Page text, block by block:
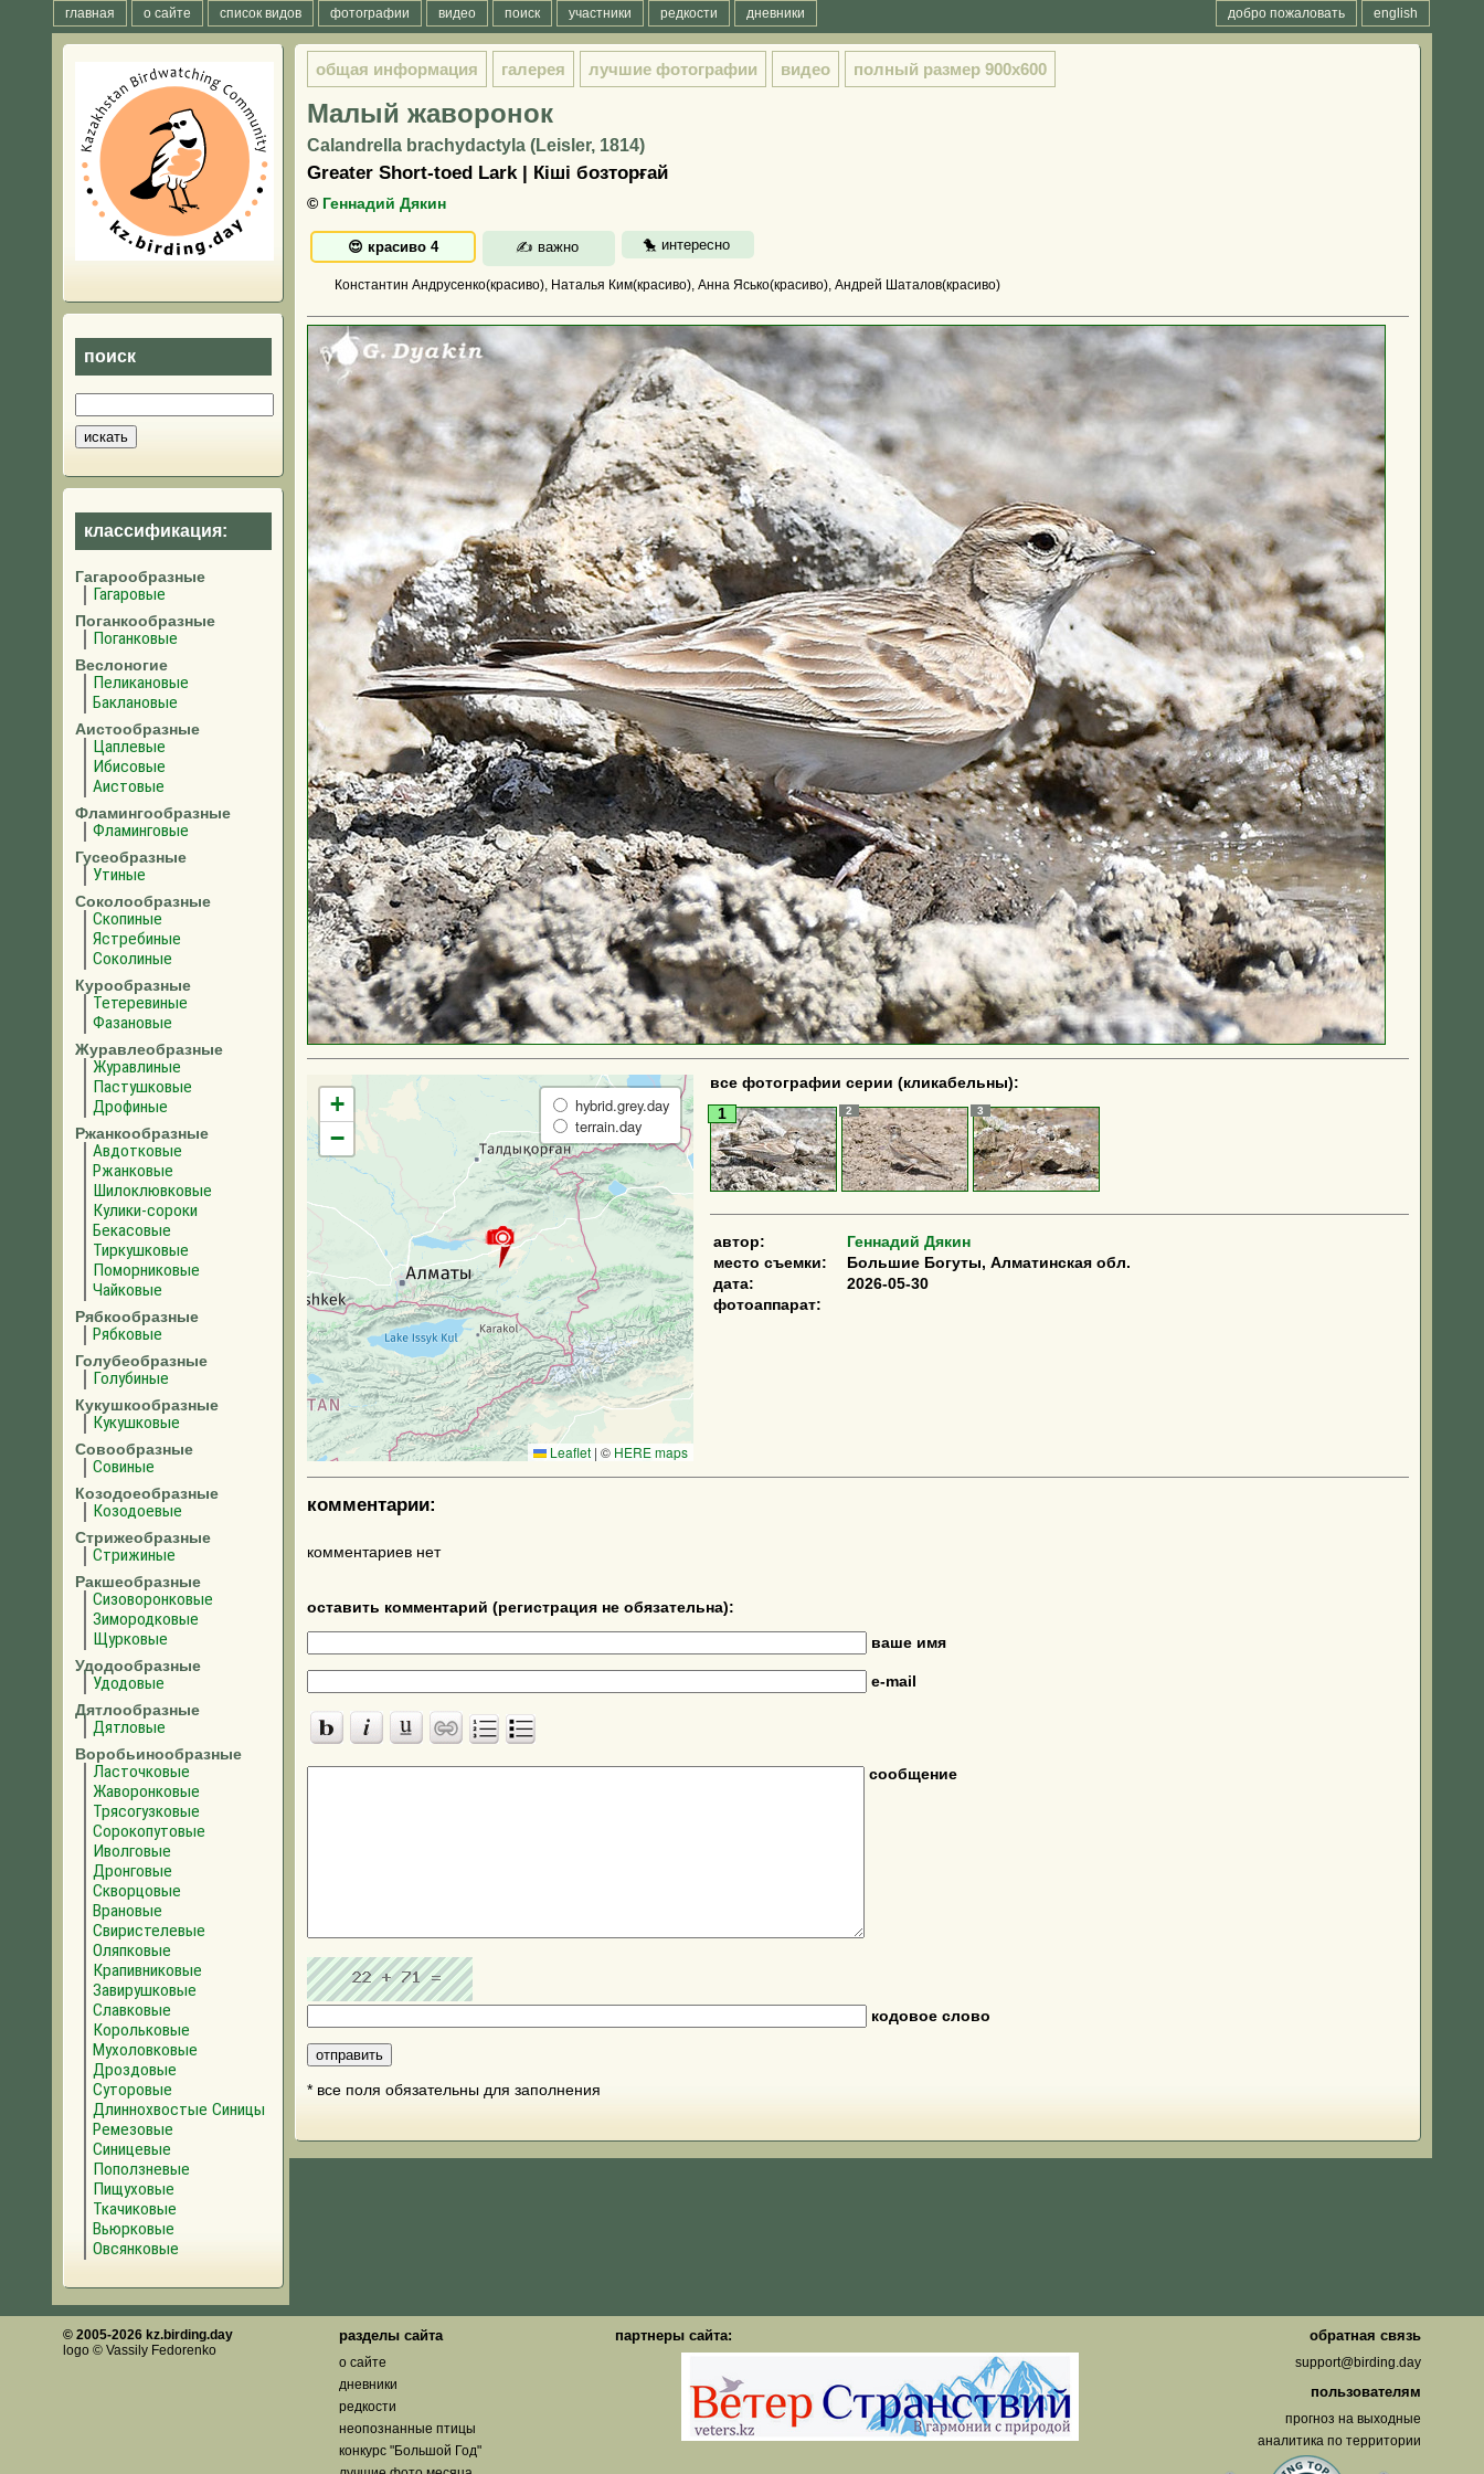
главная о сайте список видов фотографии видео поиск участники редкости дневники english
добро пожаловать
поиск
классификация:
Гагарообразные
Гагаровые
Поганкообразные
Поганковые
Веслоногие
Пеликановые
Баклановые
Аистообразные
Цаплевые
Ибисовые
Аистовые
Фламингообразные
Фламинговые
Гусеобразные
Утиные
Соколообразные
Скопиные
Ястребиные
Соколиные
Курообразные
Тетеревиные
Фазановые
Журавлеобразные
Журавлиные
Пастушковые
Дрофиные
Ржанкообразные
Авдотковые
Ржанковые
Шилоклювковые
Кулики-сороки
Бекасовые
Тиркушковые
Поморниковые
Чайковые
Рябкообразные
Рябковые
Голубеобразные
Голубиные
Кукушкообразные
Кукушковые
Совообразные
Совиные
Козодоеобразные
Козодоевые
Стрижеобразные
Стрижиные
Ракшеобразные
Сизоворонковые
Зимородковые
Щурковые
Удодообразные
Удодовые
Дятлообразные
Дятловые
Воробьинообразные
Ласточковые
Жаворонковые
Трясогузковые
Сорокопутовые
Иволговые
Дронговые
Скворцовые
Врановые
Свиристелевые
Оляпковые
Крапивниковые
Завирушковые
Славковые
Корольковые
Мухоловковые
Дроздовые
Суторовые
Длиннохвостые Синицы
Ремезовые
Синицевые
Поползневые
Пищуховые
Ткачиковые
Вьюрковые
Овсянковые
общая информация галерея лучшие фотографии видео полный размер 900x600
Малый жаворонок
Calandrella brachydactyla (Leisler, 1814)
Greater Short-toed Lark | Кіші бозторғай
© Геннадий Дякин
Константин Андрусенко(красиво), Наталья Ким(красиво), Анна Ясько(красиво), Андрей Шаталов(красиво)
+
−
hybrid.grey.day
terrain.day
Leaflet | © HERE maps
все фотографии серии (кликабельны):
1
2 3
автор:
Геннадий Дякин
место съемки:
Большие Богуты, Алматинская обл.
дата:
2026-05-30
фотоаппарат:
комментарии:
комментариев нет
оставить комментарий (регистрация не обязательна):
ваше имя
e-mail
сообщение
кодовое слово
* все поля обязательны для заполнения
© 2005-2026 kz.birding.day
logo © Vassily Fedorenko
разделы сайта
о сайте
дневники
редкости
неопознанные птицы
конкурс "Большой Год"
партнеры сайта: обратная связь
support@birding.day
пользователям
прогноз на выходные
аналитика по территории